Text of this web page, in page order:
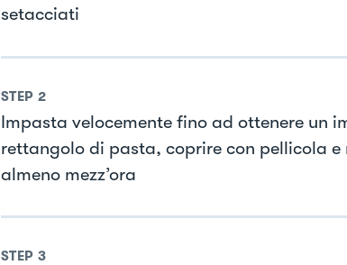
setacciati
STEP 2
Impasta velocemente fino ad ottenere un
rettangolo di pasta, coprire con pellicola
almeno mezz’ora
STEP 3